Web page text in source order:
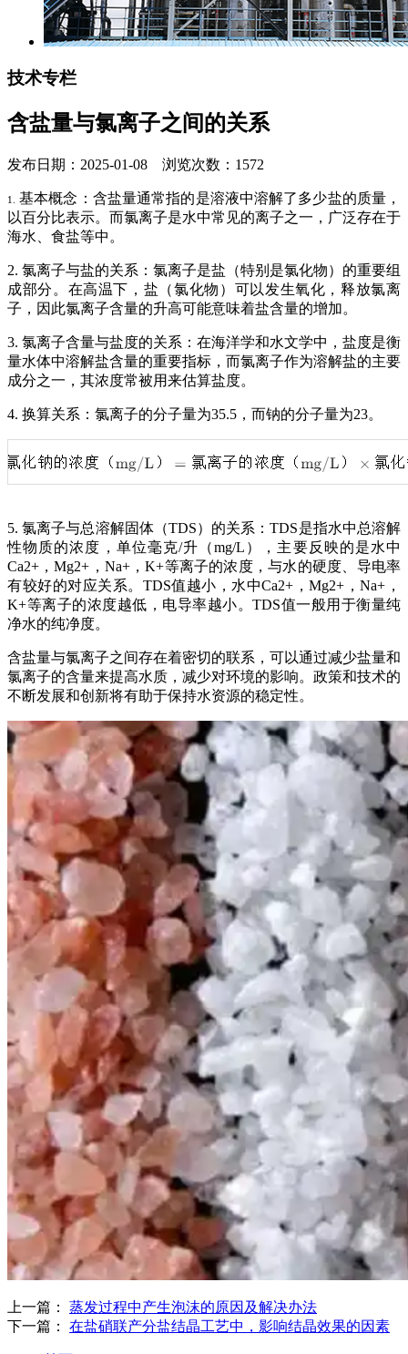
技术专栏
含盐量与氯离子之间的关系
发布日期：2025-01-08 浏览次数：1572
1.
基本概念：含盐量通常指的是溶液中溶解了多少盐的质量，
以百分比表示。而氯离子是水中常见的离子之一，广泛存在于
海水、食盐等中。
2. 氯离子与盐的关系：氯离子是盐（特别是氯化物）的重要组
成部分。在高温下，盐（氯化物）可以发生氧化，释放氯离
子，因此氯离子含量的升高可能意味着盐含量的增加。
3. 氯离子含量与盐度的关系：在海洋学和水文学中，盐度是衡
量水体中溶解盐含量的重要指标，而氯离子作为溶解盐的主要
成分之一，其浓度常被用来估算盐度。
4. 换算关系：氯离子的分子量为35.5，而钠的分子量为23。
5. 氯离子与总溶解固体（TDS）的关系：TDS是指水中总溶解
性物质的浓度，单位毫克/升（mg/L），主要反映的是水中
Ca2+，Mg2+，Na+，K+等离子的浓度，与水的硬度、导电率
有较好的对应关系。TDS值越小，水中Ca2+，Mg2+，Na+，
K+等离子的浓度越低，电导率越小。TDS值一般用于衡量纯
净水的纯净度。
含盐量与氯离子之间存在着密切的联系，可以通过减少盐量和
氯离子的含量来提高水质，减少对环境的影响。政策和技术的
不断发展和创新将有助于保持水资源的稳定性。
上一篇： 蒸发过程中产生泡沫的原因及解决办法
下一篇： 在盐硝联产分盐结晶工艺中，影响结晶效果的因素